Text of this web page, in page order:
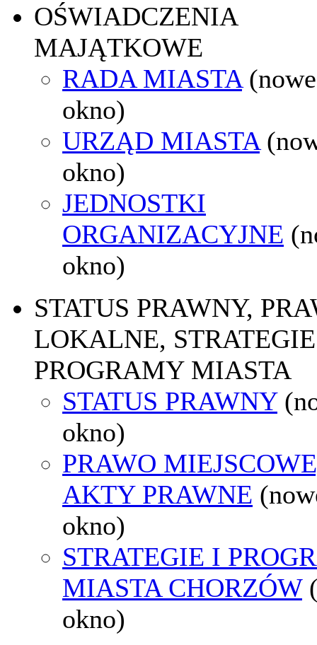
OŚWIADCZENIA
MAJĄTKOWE
RADA MIASTA (nowe
okno)
URZĄD MIASTA
okno)
JEDNOSTKI
ORGANIZACYJNE
okno)
STATUS PRAWNY,
LOKALNE,
PROGRAMY MIASTA
STATUS PRAWNY
okno)
PRAWO
AKTY PRAWNE
okno)
STRATEGIE I
MIASTA CHORZÓW
okno)